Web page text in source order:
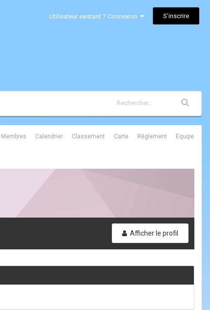
Utilisateur existant ? Connexion S’inscrire
Membres Calendrier Classement Carte Règlement Équipe
Afficher le profil